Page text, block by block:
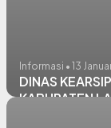
Informasi • 13
DINAS
KABUPATEN